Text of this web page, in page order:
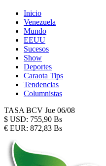
Inicio
Venezuela
Mundo
EEUU
Sucesos
Show
Deportes
Caraota Tips
Tendencias
Columnistas
TASA BCV Jue 06/08
$ USD: 755,90 Bs
€ EUR: 872,83 Bs